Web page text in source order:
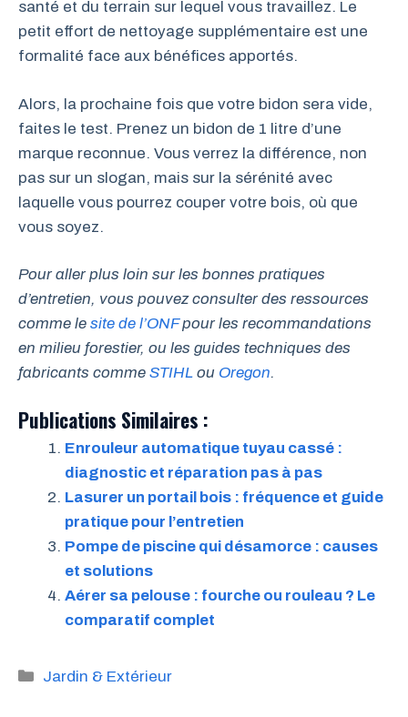
santé et du terrain sur lequel vous travaillez. Le
petit effort de nettoyage supplémentaire est une
formalité face aux bénéfices apportés.
Alors, la prochaine fois que votre bidon sera vide,
faites le test. Prenez un bidon de 1 litre d’une
marque reconnue. Vous verrez la différence, non
pas sur un slogan, mais sur la sérénité avec
laquelle vous pourrez couper votre bois, où que
vous soyez.
Pour aller plus loin sur les bonnes pratiques
d’entretien, vous pouvez consulter des ressources
comme le site de l’ONFpour les recommandations
en milieu forestier, ou les guides techniques des
fabricants comme STIHL ou Oregon.
Publications Similaires :
Enrouleur automatique tuyau cassé :
diagnostic et réparation pas à pas
Lasurer un portail bois : fréquence et guide
pratique pour l’entretien
Pompe de piscine qui désamorce : causes
et solutions
Aérer sa pelouse : fourche ou rouleau ? Le
comparatif complet
Catégories
Jardin & Extérieur